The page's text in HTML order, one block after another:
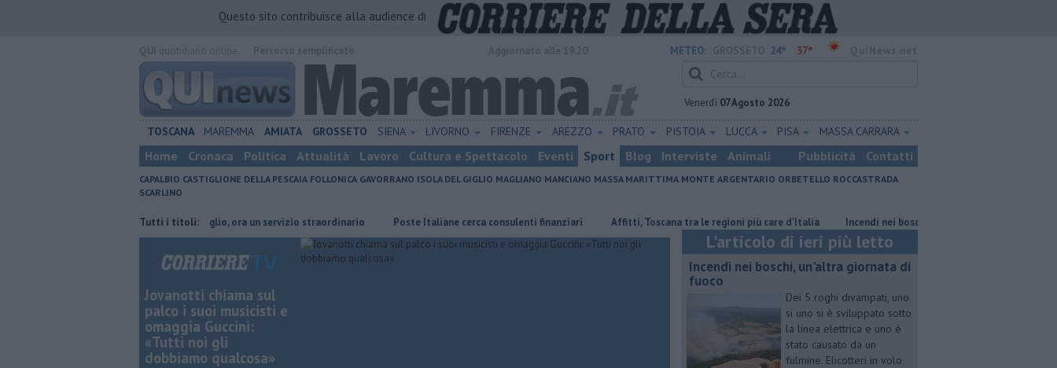
Questo sito contribuisce alla audience di
METEO: 24° 37°
Venerdì 07 Agosto 2026
TOSCANA MAREMMA AMIATA GROSSETO SIENA LIVORNO FIRENZE AREZZO PRATO PISTOIA LUCCA PISA MASSA CARRARA
Home Cronaca Politica Attualità Lavoro Cultura e Spettacolo Eventi Sport Blog Interviste Animali Pubblicità Contatti
CAPALBIO CASTIGLIONE DELLA PESCAIA FOLLONICA GAVORRANO ISOLA DEL GIGLIO MAGLIANO MANCIANO MASSA MARITTIMA MONTE ARGENTARIO ORBETELLO ROCCASTRADA
SCARLINO
Tutti i titoli:
Collegamenti Giglio, ora un servizio straordinario Poste Italiane cerca consulenti finanziari Affitti, Toscana tra le regioni più care d'Italia Incendi nei boschi, un'altra giornata di fuoco
Jovanotti chiama sul
palco i suoi musicisti e
omaggia Guccini:
«Tutti noi gli
dobbiamo qualcosa»
L'articolo di ieri più letto
Incendi nei boschi, un'altra giornata di
fuoco
Dei 5 roghi divampati, uno
si uno si è sviluppato sotto
la linea elettrica e uno è
stato causato da un
fulmine. Elicotteri in volo